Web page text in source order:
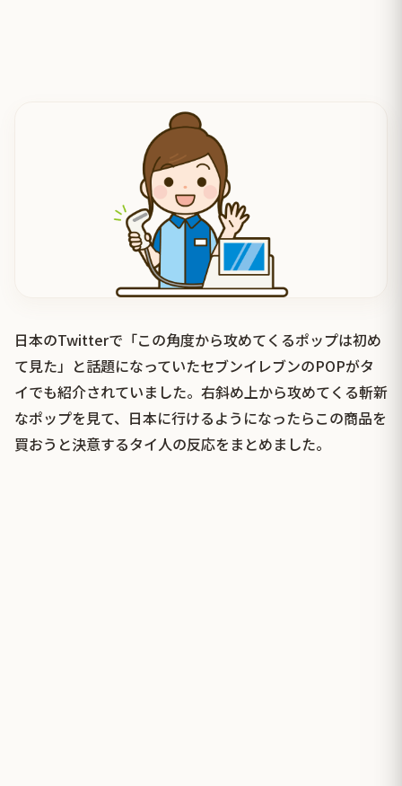
日本のTwitterで「この角度から攻めてくるポップは初め
て見た」と話題になっていたセブンイレブンのPOPがタ
イでも紹介されていました。右斜め上から攻めてくる斬新
なポップを見て、日本に行けるようになったらこの商品を
買おうと決意するタイ人の反応をまとめました。